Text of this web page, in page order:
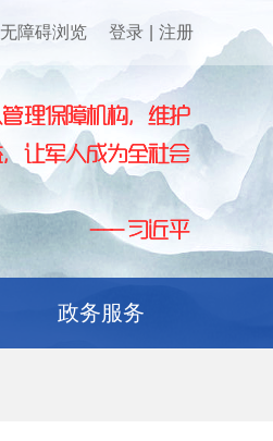
无障碍浏览 登录 注册
政务服务